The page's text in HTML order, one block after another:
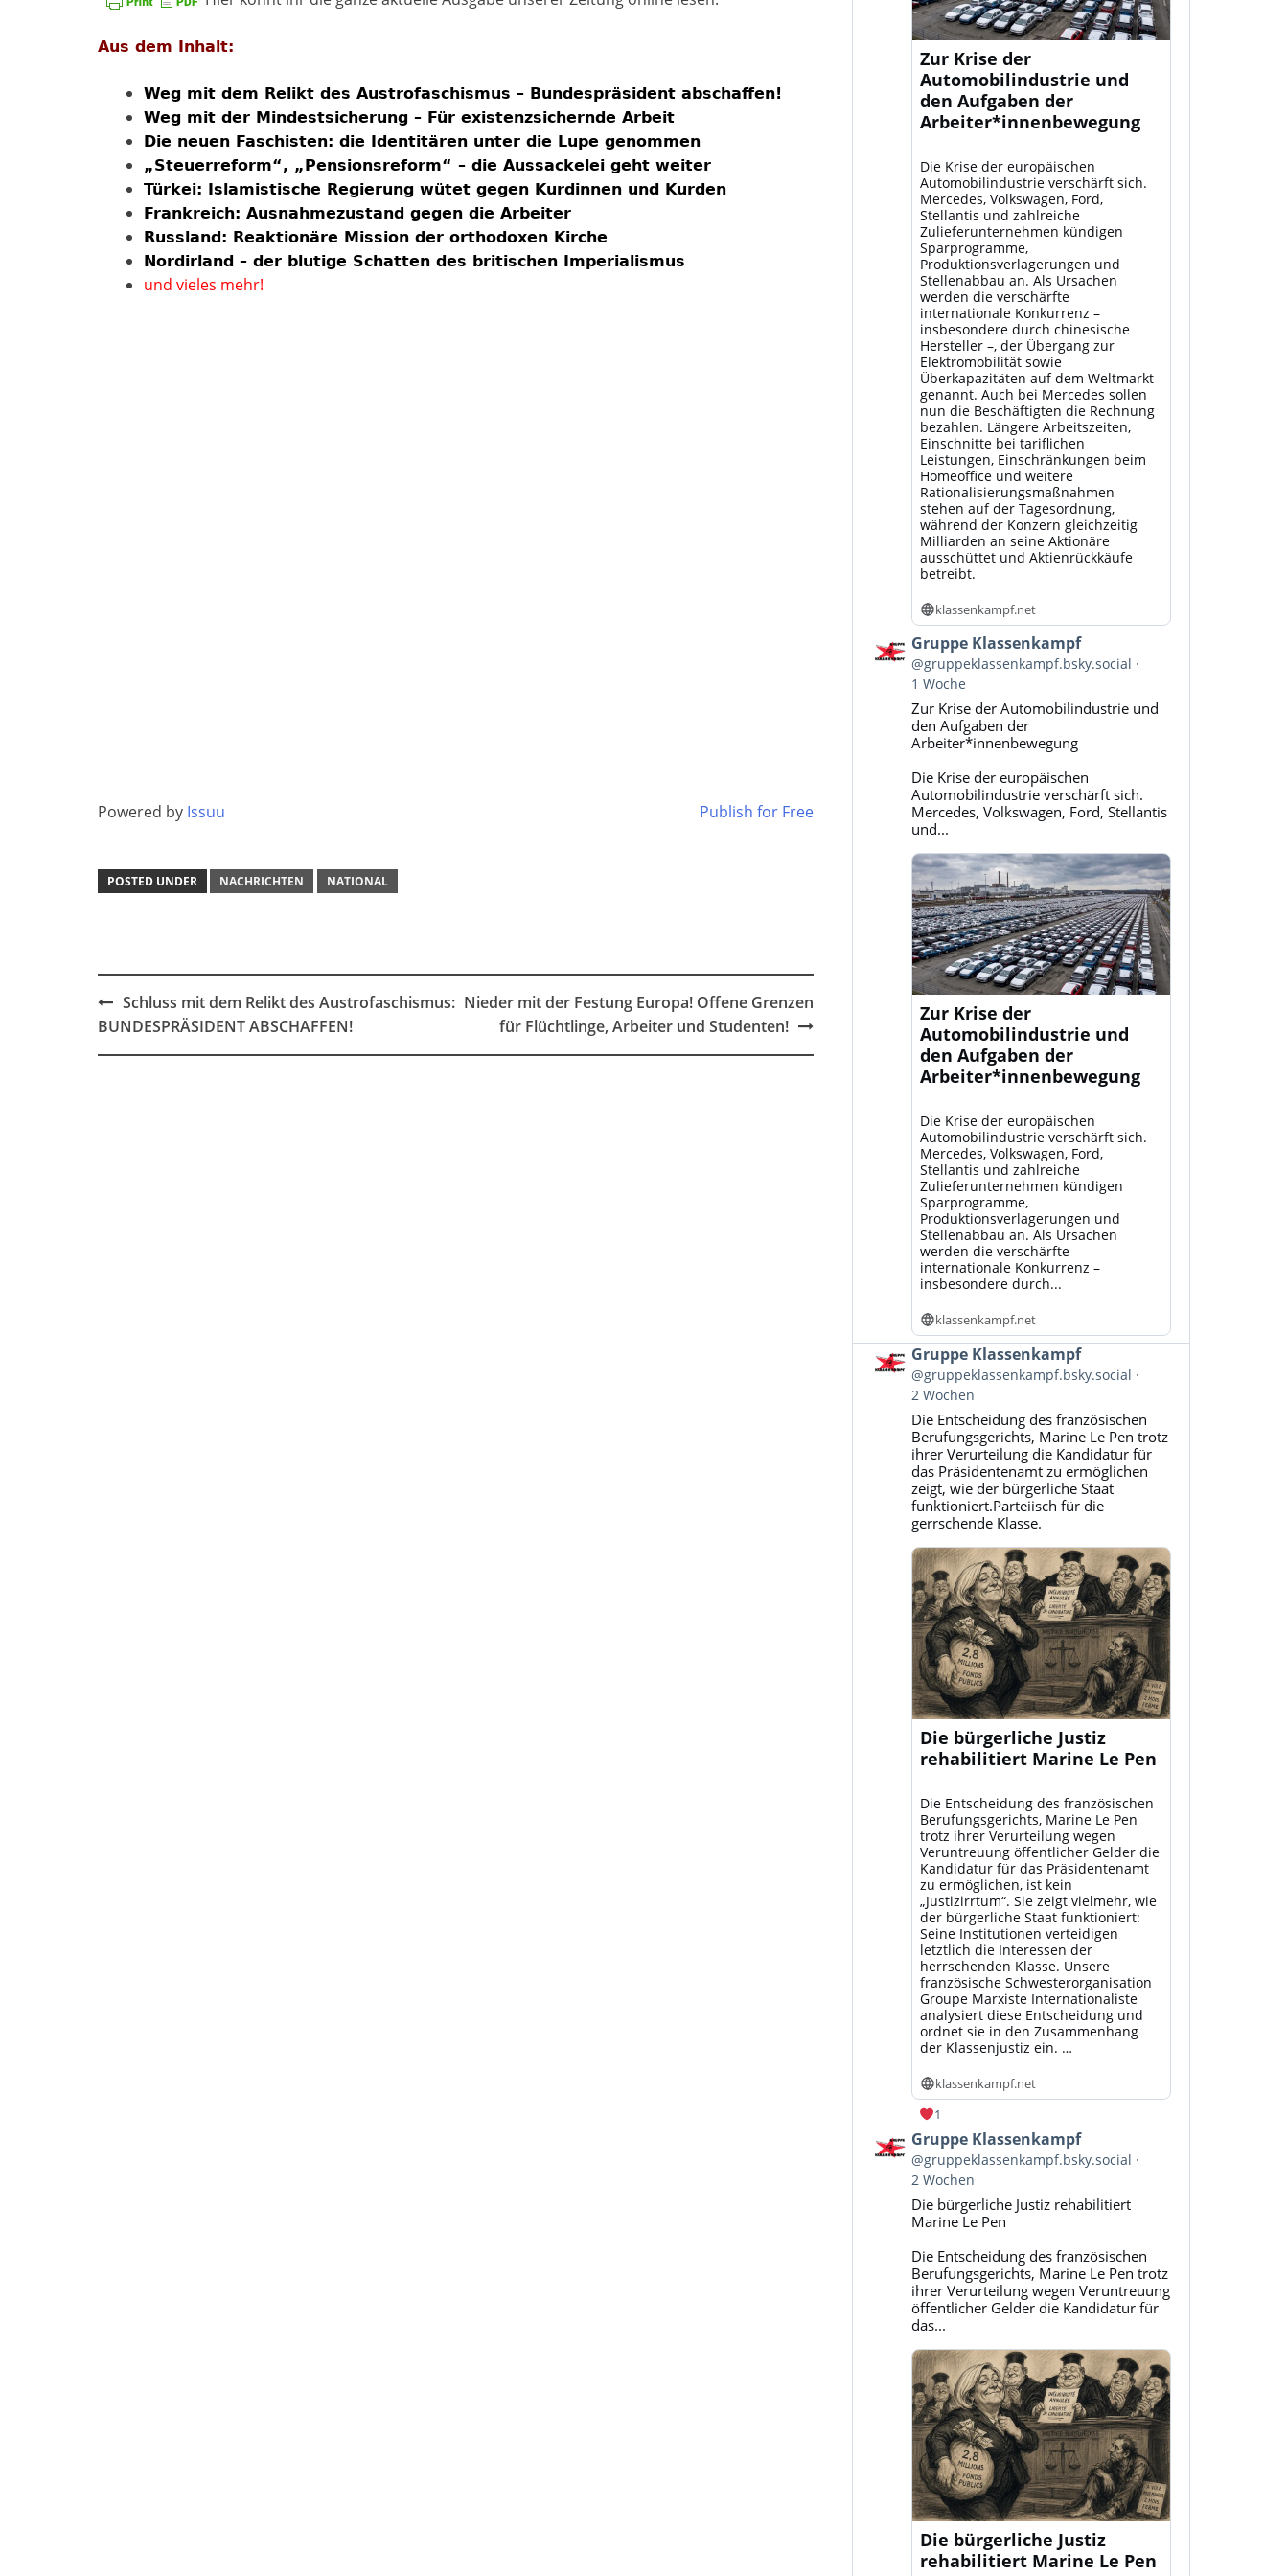
Aus dem Inhalt:
Weg mit dem Relikt des Austrofaschismus – Bundespräsident abschaffen!
Weg mit der Mindestsicherung – Für existenzsichernde Arbeit
Die neuen Faschisten: die Identitären unter die Lupe genommen
„Steuerreform“, „Pensionsreform“ – die Aussackelei geht weiter
Türkei: Islamistische Regierung wütet gegen Kurdinnen und Kurden
Frankreich: Ausnahmezustand gegen die Arbeiter
Russland: Reaktionäre Mission der orthodoxen Kirche
Nordirland – der blutige Schatten des britischen Imperialismus
und vieles mehr!
Powered by Issuu Publish for Free
POSTED UNDER NACHRICHTEN NATIONAL
Post
navigation
Schluss mit dem Relikt des Austrofaschismus:
BUNDESPRÄSIDENT ABSCHAFFEN!
Nieder mit der Festung Europa! Offene Grenzen
für Flüchtlinge, Arbeiter und Studenten!
Zur Krise der
Automobilindustrie und
den Aufgaben der
Arbeiter*innenbewegung
Die Krise der europäischen
Automobilindustrie verschärft sich.
Mercedes, Volkswagen, Ford,
Stellantis und zahlreiche
Zulieferunternehmen kündigen
Sparprogramme,
Produktionsverlagerungen und
Stellenabbau an. Als Ursachen
werden die verschärfte
internationale Konkurrenz –
insbesondere durch chinesische
Hersteller –, der Übergang zur
Elektromobilität sowie
Überkapazitäten auf dem Weltmarkt
genannt. Auch bei Mercedes sollen
nun die Beschäftigten die Rechnung
bezahlen. Längere Arbeitszeiten,
Einschnitte bei tariflichen
Leistungen, Einschränkungen beim
Homeoffice und weitere
Rationalisierungsmaßnahmen
stehen auf der Tagesordnung,
während der Konzern gleichzeitig
Milliarden an seine Aktionäre
ausschüttet und Aktienrückkäufe
betreibt.
klassenkampf.net
Beitrag
von
Gruppe
Klassenkampf
Bluesky
Gruppe Klassenkampf
@gruppeklassenkampf.bsky.social
1 Woche
Zur Krise der Automobilindustrie und
den Aufgaben der
Arbeiter*innenbewegung
Die Krise der europäischen
Automobilindustrie verschärft sich.
Mercedes, Volkswagen, Ford, Stellantis
und...
Zur Krise der
Automobilindustrie und
den Aufgaben der
Arbeiter*innenbewegung
Die Krise der europäischen
Automobilindustrie verschärft sich.
Mercedes, Volkswagen, Ford,
Stellantis und zahlreiche
Zulieferunternehmen kündigen
Sparprogramme,
Produktionsverlagerungen und
Stellenabbau an. Als Ursachen
werden die verschärfte
internationale Konkurrenz –
insbesondere durch...
klassenkampf.net
Beitrag
von
Gruppe
Klassenkampf
Bluesky
ansehen
Gruppe Klassenkampf
@gruppeklassenkampf.bsky.social
2 Wochen
Die Entscheidung des französischen
Berufungsgerichts, Marine Le Pen trotz
ihrer Verurteilung die Kandidatur für
das Präsidentenamt zu ermöglichen
zeigt, wie der bürgerliche Staat
funktioniert.Parteiisch für die
gerrschende Klasse.
Die bürgerliche Justiz
rehabilitiert Marine Le Pen
Die Entscheidung des französischen
Berufungsgerichts, Marine Le Pen
trotz ihrer Verurteilung wegen
Veruntreuung öffentlicher Gelder die
Kandidatur für das Präsidentenamt
zu ermöglichen, ist kein
„Justizirrtum“. Sie zeigt vielmehr, wie
der bürgerliche Staat funktioniert:
Seine Institutionen verteidigen
letztlich die Interessen der
herrschenden Klasse. Unsere
französische Schwesterorganisation
Groupe Marxiste Internationaliste
analysiert diese Entscheidung und
ordnet sie in den Zusammenhang
der Klassenjustiz ein. …
klassenkampf.net
1
Beitrag
von
Gruppe
Klassenkampf
Bluesky
ansehen
Gruppe Klassenkampf
@gruppeklassenkampf.bsky.social
2 Wochen
Die bürgerliche Justiz rehabilitiert
Marine Le Pen
Die Entscheidung des französischen
Berufungsgerichts, Marine Le Pen trotz
ihrer Verurteilung wegen Veruntreuung
öffentlicher Gelder die Kandidatur für
das...
Die bürgerliche Justiz
rehabilitiert Marine Le Pen